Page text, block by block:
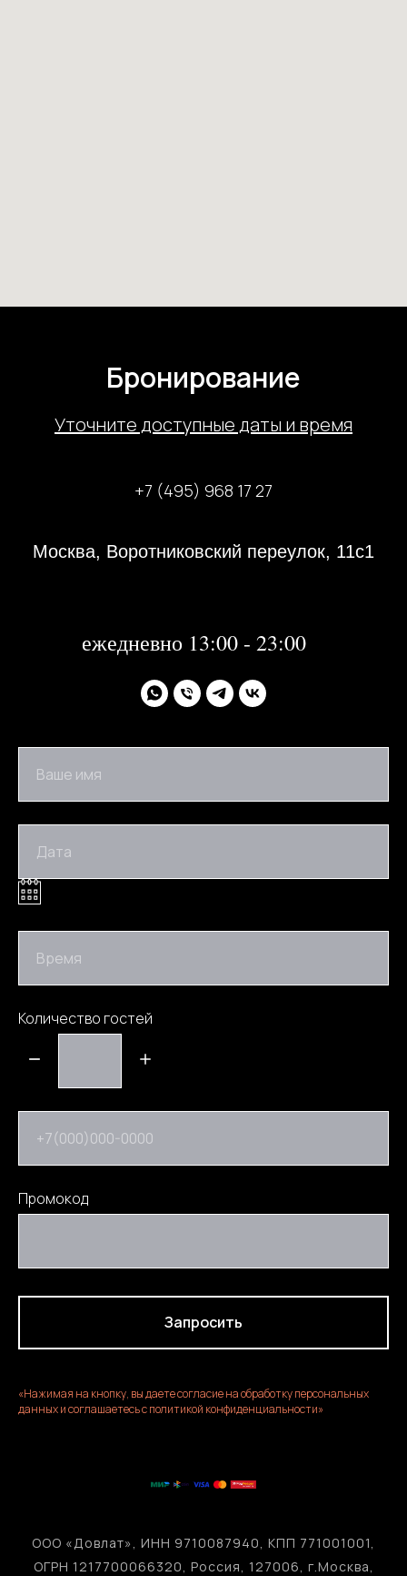
Бронирование
Уточните доступные даты и время
+7 (495) 968 17 27
Москва, Воротниковский переулок, 11с1
ежедневно 13:00 - 23:00
Ваше имя
Дата
Время
Количество гостей
+7(000)000-0000
Промокод
Запросить
«Нажимая на кнопку, вы даете согласие на обработку персональных
данных и соглашаетесь c политикой конфиденциальности»
ООО «Довлат», ИНН 9710087940, КПП 771001001,
ОГРН 1217700066320, Россия, 127006, г.Москва,